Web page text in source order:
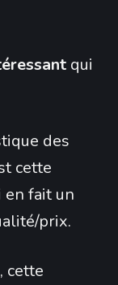
qui
des
cette
en fait un
prix.
cette